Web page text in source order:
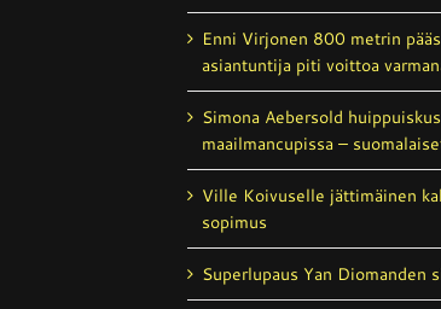
Enni Virjonen 800 metrin
asiantuntija piti voittoa
Simona Aebersold
maailmancupissa –
Ville Koivuselle jättimäinen
sopimus
Superlupaus Yan Diomanden